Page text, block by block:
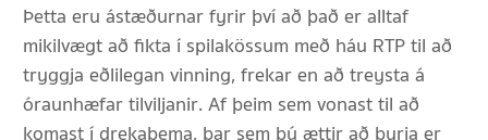
Þetta eru ástæðurnar fyrir því að það er alltaf
mikilvægt að fikta í spilakössum með háu RTP til að
tryggja eðlilegan vinning, frekar en að treysta á
óraunhæfar tilviljanir. Af þeim sem vonast til að